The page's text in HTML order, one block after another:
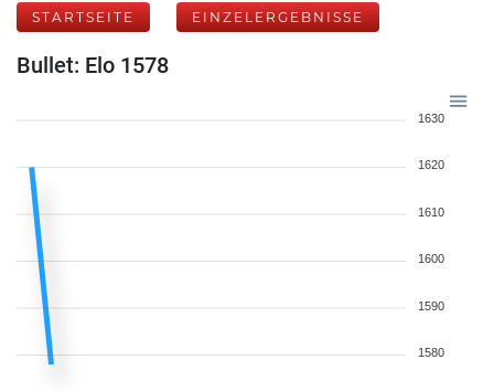
STARTSEITE EINZELERGEBNISSE
Bullet: Elo 1578
1630
1620
1610
1600
1590
1580